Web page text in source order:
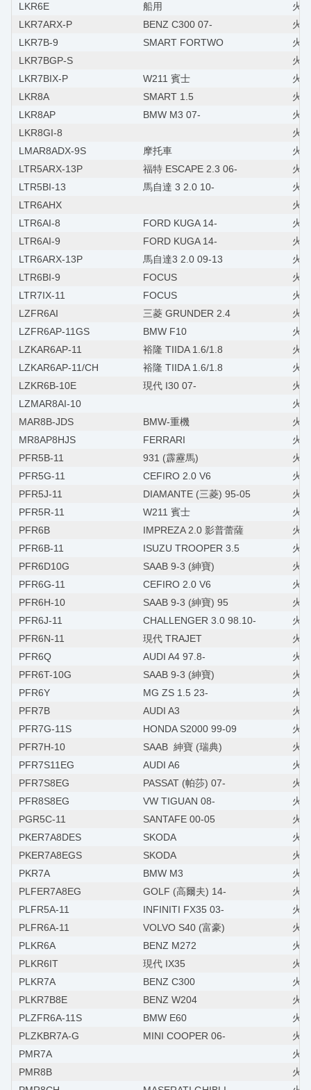
LKR6E
船用
火
LKR7ARX-P
BENZ C300 07-
火
LKR7B-9
SMART FORTWO
火
LKR7BGP-S
火
LKR7BIX-P
W211 賓士
火
LKR8A
SMART 1.5
火
LKR8AP
BMW M3 07-
火
LKR8GI-8
火
LMAR8ADX-9S
摩托車
火
LTR5ARX-13P
福特 ESCAPE 2.3 06-
火
LTR5BI-13
馬自達 3 2.0 10-
火
LTR6AHX
火
LTR6AI-8
FORD KUGA 14-
火
LTR6AI-9
FORD KUGA 14-
火
LTR6ARX-13P
馬自達3 2.0 09-13
火
LTR6BI-9
FOCUS
火
LTR7IX-11
FOCUS
火
LZFR6AI
三菱 GRUNDER 2.4
火
LZFR6AP-11GS
BMW F10
火
LZKAR6AP-11
裕隆 TIIDA 1.6/1.8
火
LZKAR6AP-11/CH
裕隆 TIIDA 1.6/1.8
火
LZKR6B-10E
現代 I30 07-
火
LZMAR8AI-10
火
MAR8B-JDS
BMW-重機
火
MR8AP8HJS
FERRARI
火
PFR5B-11
931 (霹靂馬)
火
PFR5G-11
CEFIRO 2.0 V6
火
PFR5J-11
DIAMANTE (三菱) 95-05
火
PFR5R-11
W211 賓士
火
PFR6B
IMPREZA 2.0 影普蕾薩
火
PFR6B-11
ISUZU TROOPER 3.5
火
PFR6D10G
SAAB 9-3 (紳寶)
火
PFR6G-11
CEFIRO 2.0 V6
火
PFR6H-10
SAAB 9-3 (紳寶) 95
火
PFR6J-11
CHALLENGER 3.0 98.10-
火
PFR6N-11
現代 TRAJET
火
PFR6Q
AUDI A4 97.8-
火
PFR6T-10G
SAAB 9-3 (紳寶)
火
PFR6Y
MG ZS 1.5 23-
火
PFR7B
AUDI A3
火
PFR7G-11S
HONDA S2000 99-09
火
PFR7H-10
SAAB 紳寶 (瑞典)
火
PFR7S11EG
AUDI A6
火
PFR7S8EG
PASSAT (帕莎) 07-
火
PFR8S8EG
VW TIGUAN 08-
火
PGR5C-11
SANTAFE 00-05
火
PKER7A8DES
SKODA
火
PKER7A8EGS
SKODA
火
PKR7A
BMW M3
火
PLFER7A8EG
GOLF (高爾夫) 14-
火
PLFR5A-11
INFINITI FX35 03-
火
PLFR6A-11
VOLVO S40 (富豪)
火
PLKR6A
BENZ M272
火
PLKR6IT
現代 IX35
火
PLKR7A
BENZ C300
火
PLKR7B8E
BENZ W204
火
PLZFR6A-11S
BMW E60
火
PLZKBR7A-G
MINI COOPER 06-
火
PMR7A
火
PMR8B
火